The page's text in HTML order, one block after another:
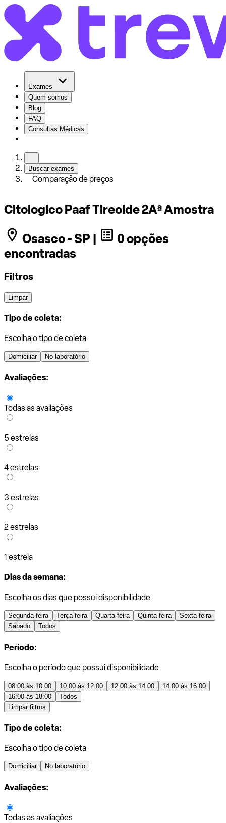
Exames
Quem somos
Blog
FAQ
Consultas Médicas
Buscar exames
Comparação de preços
Citologico Paaf Tireoide 2Aª Amostra
Osasco - SP |
0 opções
encontradas
Filtros
Limpar
Tipo de coleta:
Escolha o tipo de coleta
Domiciliar No laboratório
Avaliações:
Todas as avaliações
5 estrelas
4 estrelas
3 estrelas
2 estrelas
1 estrela
Dias da semana:
Escolha os dias que possui disponibilidade
Segunda-feira Terça-feira Quarta-feira Quinta-feira
Sexta-feira
Sábado
Todos
Período:
Escolha o período que possui disponibilidade
08:00 às 10:00 10:00 às 12:00 12:00 às 14:00
14:00 às 16:00
16:00 às 18:00
Todos
Limpar filtros
Tipo de coleta:
Escolha o tipo de coleta
Domiciliar No laboratório
Avaliações:
Todas as avaliações